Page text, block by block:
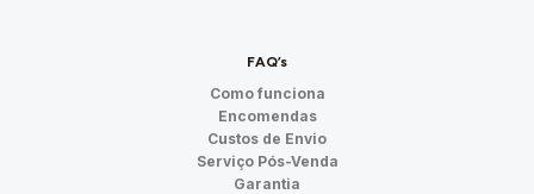
FAQ’s
Como funciona
Encomendas
Custos de Envio
Serviço Pós-Venda
Garantia